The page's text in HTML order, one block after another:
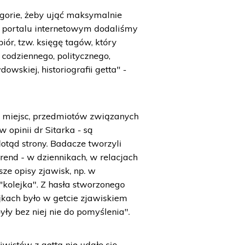
żeby ująć maksymalnie
portalu internetowym dodaliśmy
tzw. księgę tagów, który
politycznego,
historiografii getta" -
przedmiotów związanych
opinii dr Sitarka - są
strony. Badacze tworzyli
- w dziennikach, w relacjach
opisy zjawisk, np. w
Z hasła stworzonego
było w getcie zjawiskiem
bez niej nie do pomyślenia".